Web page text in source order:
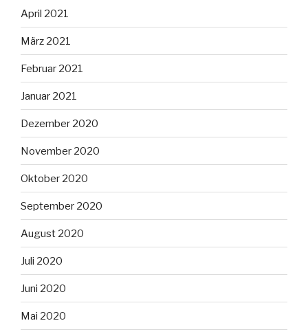
April 2021
März 2021
Februar 2021
Januar 2021
Dezember 2020
November 2020
Oktober 2020
September 2020
August 2020
Juli 2020
Juni 2020
Mai 2020